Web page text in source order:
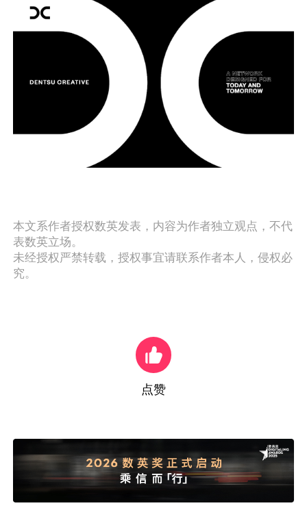
本文系作者授权数英发表，内容为作者独立观点，不代
表数英立场。
未经授权严禁转载，授权事宜请联系作者本人，侵权必
究。
点赞